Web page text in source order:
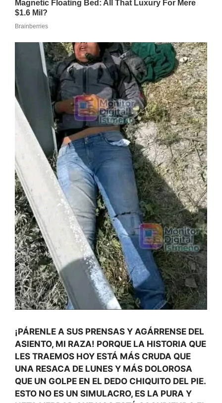
¡PÁRENLE A SUS PRENSAS Y AGÁRRENSE DEL
ASIENTO, MI RAZA! PORQUE LA HISTORIA QUE
LES TRAEMOS HOY ESTÁ MÁS CRUDA QUE
UNA RESACA DE LUNES Y MÁS DOLOROSA
QUE UN GOLPE EN EL DEDO CHIQUITO DEL PIE.
ESTO NO ES UN SIMULACRO, ES LA PURA Y